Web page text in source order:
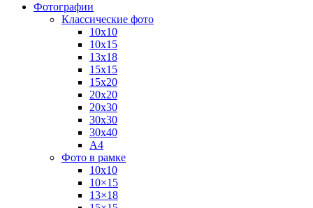
Фотографии
Классические фото
10х10
10х15
13х18
15х15
15х20
20х20
20х30
30х30
30х40
А4
Фото в рамке
10х10
10×15
13×18